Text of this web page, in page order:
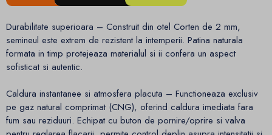
Durabilitate superioara – Construit din otel Corten de 2 mm,
semineul este extrem de rezistent la intemperii. Patina naturala
formata in timp protejeaza materialul si ii confera un aspect
sofisticat si autentic.
Caldura instantanee si atmosfera placuta – Functioneaza exclusiv
pe gaz natural comprimat (CNG), oferind caldura imediata fara
fum sau reziduuri. Echipat cu buton de pornire/oprire si valva